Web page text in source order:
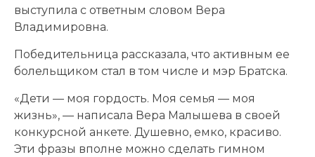
выступила с ответным словом Вера
Владимировна.
Победительница рассказала, что активным ее
болельщиком стал в том числе и мэр Братска.
«Дети — моя гордость. Моя семья — моя
жизнь», — написала Вера Малышева в своей
конкурсной анкете. Душевно, емко, красиво.
Эти фразы вполне можно сделать гимном